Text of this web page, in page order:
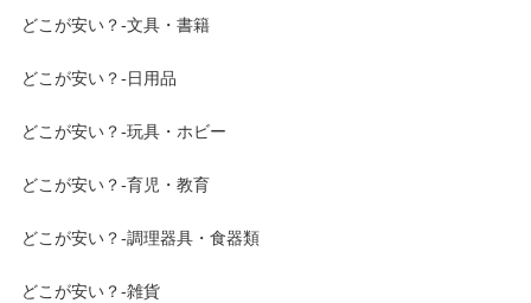
どこが安い？-文具・書籍
どこが安い？-日用品
どこが安い？-玩具・ホビー
どこが安い？-育児・教育
どこが安い？-調理器具・食器類
どこが安い？-雑貨